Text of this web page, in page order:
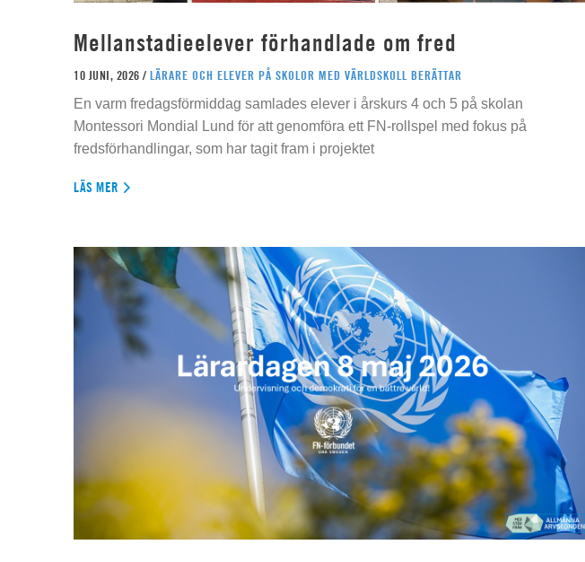
Mellanstadieelever förhandlade om fred
10 JUNI, 2026 / LÄRARE OCH ELEVER PÅ SKOLOR MED VÄRLDSKOLL BERÄTTAR
En varm fredagsförmiddag samlades elever i årskurs 4 och 5 på skolan
Montessori Mondial Lund för att genomföra ett FN-rollspel med fokus på
fredsförhandlingar, som har tagit fram i projektet
LÄS MER